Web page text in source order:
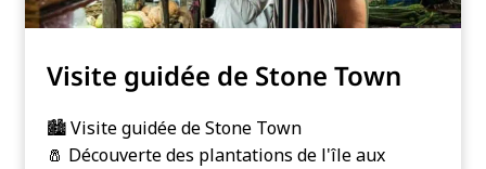
Visite guidée de Stone Town
🏙️ Visite guidée de Stone Town
🧂 Découverte des plantations de l'île aux